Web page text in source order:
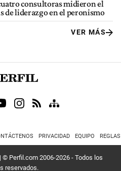
consultoras midieron el
de liderazgo en el peronismo
VER MÁS
PRIVACIDAD EQUIPO
| © Perfil.com 2006-2026 - Todos los
reservados.